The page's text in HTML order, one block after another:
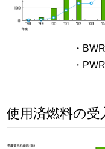
・
・
使用済燃料の受